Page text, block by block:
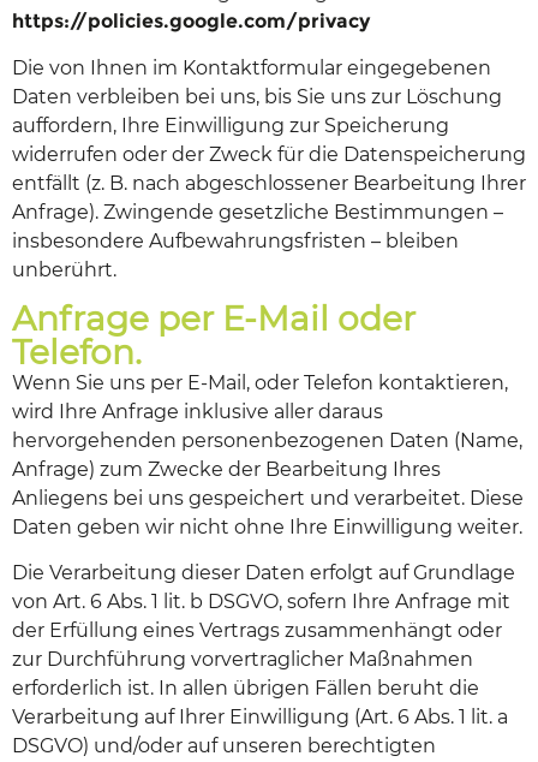
https://policies.google.com/privacy
Die von Ihnen im Kontaktformular eingegebenen
Daten verbleiben bei uns, bis Sie uns zur Löschung
auffordern, Ihre Einwilligung zur Speicherung
widerrufen oder der Zweck für die Datenspeicherung
entfällt (z. B. nach abgeschlossener Bearbeitung Ihrer
Anfrage). Zwingende gesetzliche Bestimmungen –
insbesondere Aufbewahrungsfristen – bleiben
unberührt.
Anfrage per E-Mail oder
Telefon.
Wenn Sie uns per E-Mail, oder Telefon kontaktieren,
wird Ihre Anfrage inklusive aller daraus
hervorgehenden personenbezogenen Daten (Name,
Anfrage) zum Zwecke der Bearbeitung Ihres
Anliegens bei uns gespeichert und verarbeitet. Diese
Daten geben wir nicht ohne Ihre Einwilligung weiter.
Die Verarbeitung dieser Daten erfolgt auf Grundlage
von Art. 6 Abs. 1 lit. b DSGVO, sofern Ihre Anfrage mit
der Erfüllung eines Vertrags zusammenhängt oder
zur Durchführung vorvertraglicher Maßnahmen
erforderlich ist. In allen übrigen Fällen beruht die
Verarbeitung auf Ihrer Einwilligung (Art. 6 Abs. 1 lit. a
DSGVO) und/oder auf unseren berechtigten